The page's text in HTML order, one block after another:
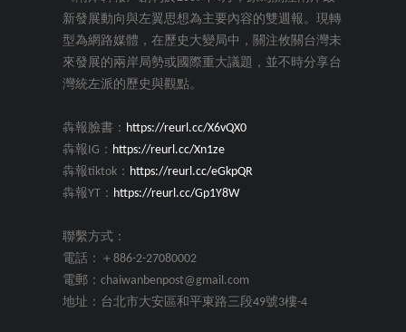
新發展動向與左翼思想為主要內容的雙週報。現轉
型為網路媒體，在歷史大變局中，關注攸關台灣未
來發展的兩岸局勢或國際重大議題，並不時分享台
灣統左派的歷史與觀點。
犇報臉書： https://reurl.cc/X6vQX0
犇報IG： https://reurl.cc/Xn1ze
犇報tiktok： https://reurl.cc/eGkpQR
犇報YT： https://reurl.cc/Gp1Y8W
聯繫方式：
電話：＋886-2-27080002
電郵：chaiwanbenpost@gmail.com
地址：台北市大安區和平東路三段49號3樓-4